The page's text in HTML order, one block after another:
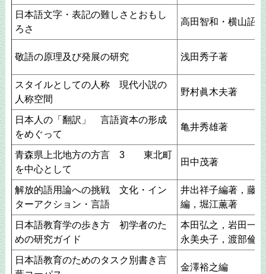
日本語文字・表記の難しさとおもし
ろさ
高田智和・横山詔
敬語の原理及び発展の研究 浅田秀子著
スタイルとしての人称 現代小説の
人称空間
野村眞木夫著
日本人の「翻訳」 言語資本の形成
をめぐって
亀井秀雄著
青森県上北地方の方言 3 東北町
を中心として
田中茂著
解放的語用論への挑戦 文化・イン
ターアクション・言語
井出祥子編著，藤
編，堀江薫著
日本語教育学の歩き方 初学者のた
めの研究ガイド
本田弘之，岩田一
永美央子，渡部倫
日本語教育のためのタスク別書き言
金澤裕之編